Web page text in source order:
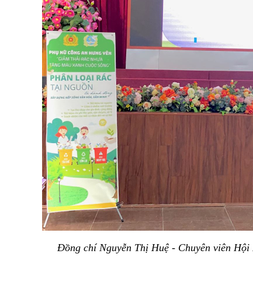
Đồng chí Nguyễn Thị Huệ - Chuyên viên